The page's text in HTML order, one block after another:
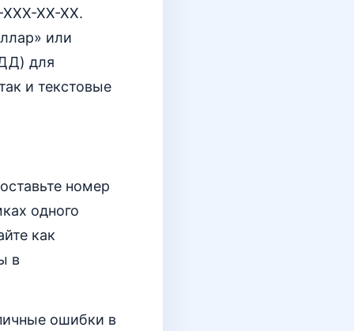
XX-XX.
или
для
и текстовые
номер
одного
как
в
ошибки в